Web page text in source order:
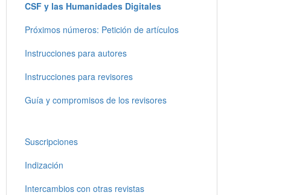
CSF y las Humanidades Digitales
Próximos números: Petición de artículos
Instrucciones para autores
Instrucciones para revisores
Guía y compromisos de los revisores
Suscripciones
Indización
Intercambios con otras revistas